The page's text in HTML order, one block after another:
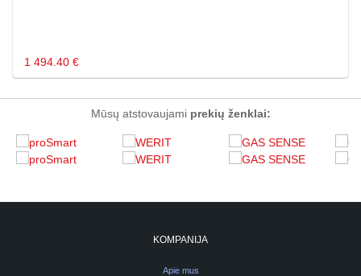
1 494.40 €
Mūsų atstovaujami prekių ženklai:
KOMPANIJA
Apie mus